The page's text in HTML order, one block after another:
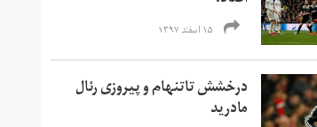
۱۵ اسفند ۱۳۹۷
درخشش تاتنهام و پیروزی رئال
مادرید